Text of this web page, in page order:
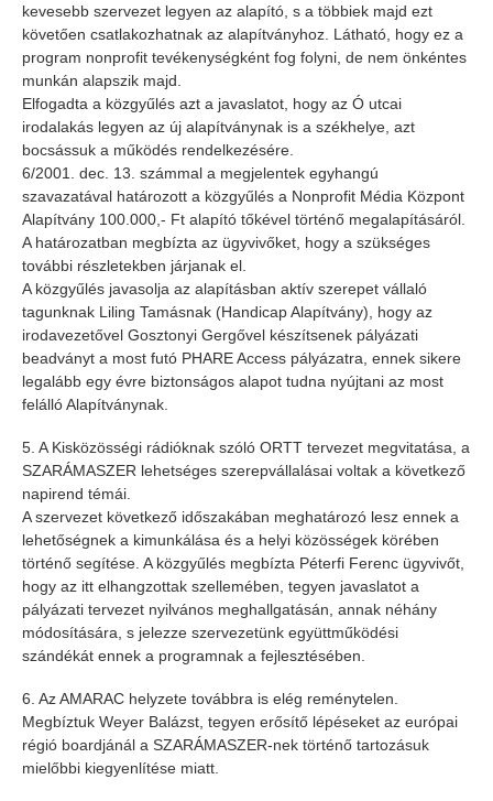
kevesebb szervezet legyen az alapító, s a többiek majd ezt
követően csatlakozhatnak az alapítványhoz. Látható, hogy ez a
program nonprofit tevékenységként fog folyni, de nem önkéntes
munkán alapszik majd.
Elfogadta a közgyűlés azt a javaslatot, hogy az Ó utcai
irodalakás legyen az új alapítványnak is a székhelye, azt
bocsássuk a működés rendelkezésére.
6/2001. dec. 13. számmal a megjelentek egyhangú
szavazatával határozott a közgyűlés a Nonprofit Média Központ
Alapítvány 100.000,- Ft alapító tőkével történő megalapításáról.
A határozatban megbízta az ügyvivőket, hogy a szükséges
további részletekben járjanak el.
A közgyűlés javasolja az alapításban aktív szerepet vállaló
tagunknak Liling Tamásnak (Handicap Alapítvány), hogy az
irodavezetővel Gosztonyi Gergővel készítsenek pályázati
beadványt a most futó PHARE Access pályázatra, ennek sikere
legalább egy évre biztonságos alapot tudna nyújtani az most
felálló Alapítványnak.
5. A Kisközösségi rádióknak szóló ORTT tervezet megvitatása, a
SZARÁMASZER lehetséges szerepvállalásai voltak a következő
napirend témái.
A szervezet következő időszakában meghatározó lesz ennek a
lehetőségnek a kimunkálása és a helyi közösségek körében
történő segítése. A közgyűlés megbízta Péterfi Ferenc ügyvivőt,
hogy az itt elhangzottak szellemében, tegyen javaslatot a
pályázati tervezet nyilvános meghallgatásán, annak néhány
módosítására, s jelezze szervezetünk együttműködési
szándékát ennek a programnak a fejlesztésében.
6. Az AMARAC helyzete továbbra is elég reménytelen.
Megbíztuk Weyer Balázst, tegyen erősítő lépéseket az európai
régió boardjánál a SZARÁMASZER-nek történő tartozásuk
mielőbbi kiegyenlítése miatt.